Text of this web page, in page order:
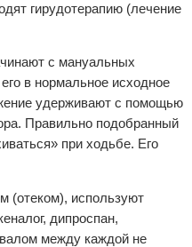
гирудотерапию (лечение
с мануальных
в нормальное исходное
удерживают с помощью
Правильно подобранный
при ходьбе. Его
(отеком), используют
дипроспан,
между каждой не